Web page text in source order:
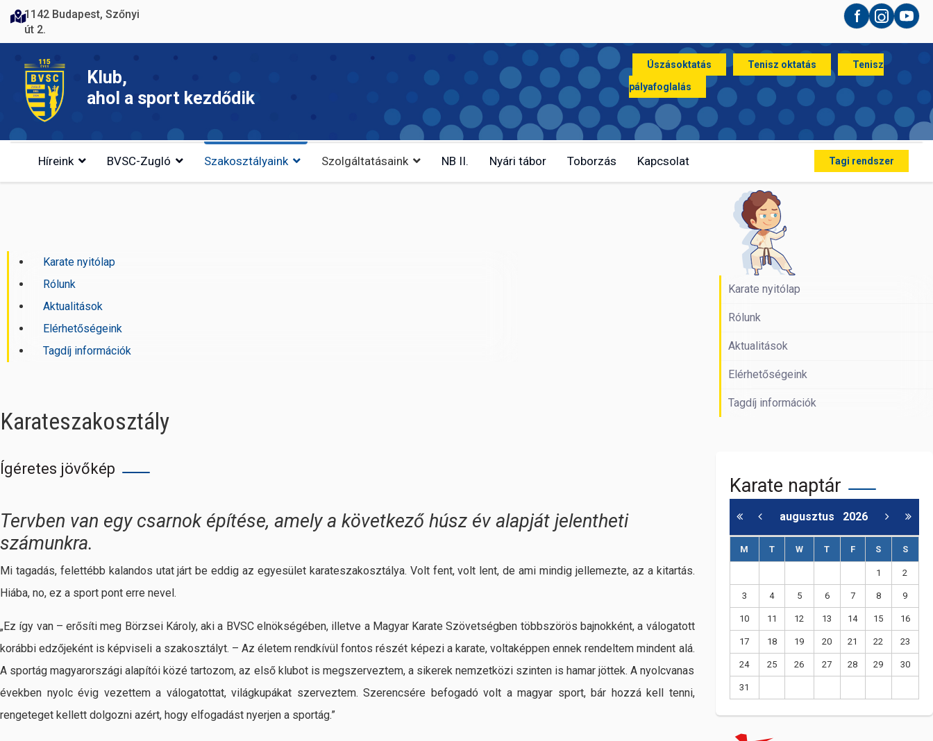
1142 Budapest, Szőnyi
út 2.
Facebook
Instagram
Klub,
ahol a sport kezdődik
Úszásoktatás Tenisz oktatás
Tenisz
pályafoglalás
Híreink BVSC-Zugló Szakosztályaink Szolgáltatásaink NB II. Nyári tábor Toborzás Kapcsolat Tagi rendszer
Karate nyitólap
Rólunk
Aktualitások
Elérhetőségeink
Tagdíj információk
Karateszakosztály
Ígéretes jövőkép
Tervben van egy csarnok építése, amely a következő húsz év alapját jelentheti
számunkra.
Mi tagadás, felettébb kalandos utat járt be eddig az egyesület karateszakosztálya. Volt fent, volt lent, de ami mindig jellemezte, az a kitartás.
Hiába, no, ez a sport pont erre nevel.
„Ez így van – erősíti meg Börzsei Károly, aki a BVSC elnökségében, illetve a Magyar Karate Szövetségben többszörös bajnokként, a válogatott
korábbi edzőjeként is képviseli a szakosztályt. – Az életem rendkívül fontos részét képezi a karate, voltaképpen ennek rendeltem mindent alá.
A sportág magyarországi alapítói közé tartozom, az első klubot is megszerveztem, a sikerek nemzetközi szinten is hamar jöttek. A nyolcvanas
években nyolc évig vezettem a válogatottat, világkupákat szerveztem. Szerencsére befogadó volt a magyar sport, bár hozzá kell tenni,
rengeteget kellett dolgozni azért, hogy elfogadást nyerjen a sportág.”
Karate nyitólap
Rólunk
Aktualitások
Elérhetőségeink
Tagdíj információk
Karate naptár
augusztus 2026
M T W T F S S
1 2
3 4 5 6 7 8 9
10 11 12 13 14 15 16
17 18 19 20 21 22 23
24 25 26 27 28 29 30
31